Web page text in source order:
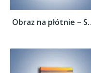
Obraz na